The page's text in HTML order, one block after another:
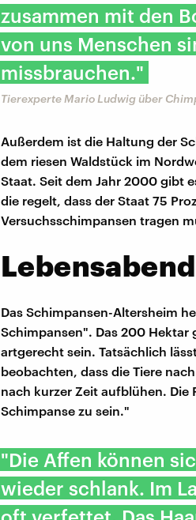
zusammen mit den
von uns Menschen
missbrauchen."
Tierexperte Mario Ludwig über
Außerdem ist die Haltung der
dem riesen Waldstück im
Staat. Seit dem Jahr 2000 gibt
die regelt, dass der Staat 75
Versuchsschimpansen tragen
Das Schimpansen-Altersheim
Schimpansen". Das 200
artgerecht sein. Tatsächlich
beobachten, dass die Tiere
nach kurzer Zeit aufblühen.
Schimpanse zu sein."
"Die Affen können
wieder schlank. Im